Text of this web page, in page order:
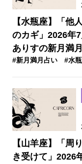
【水瓶座】「他
のカギ」2026年
ありすの新月満
#新月満月占い #水
【山羊座】「周
き受けて」2026